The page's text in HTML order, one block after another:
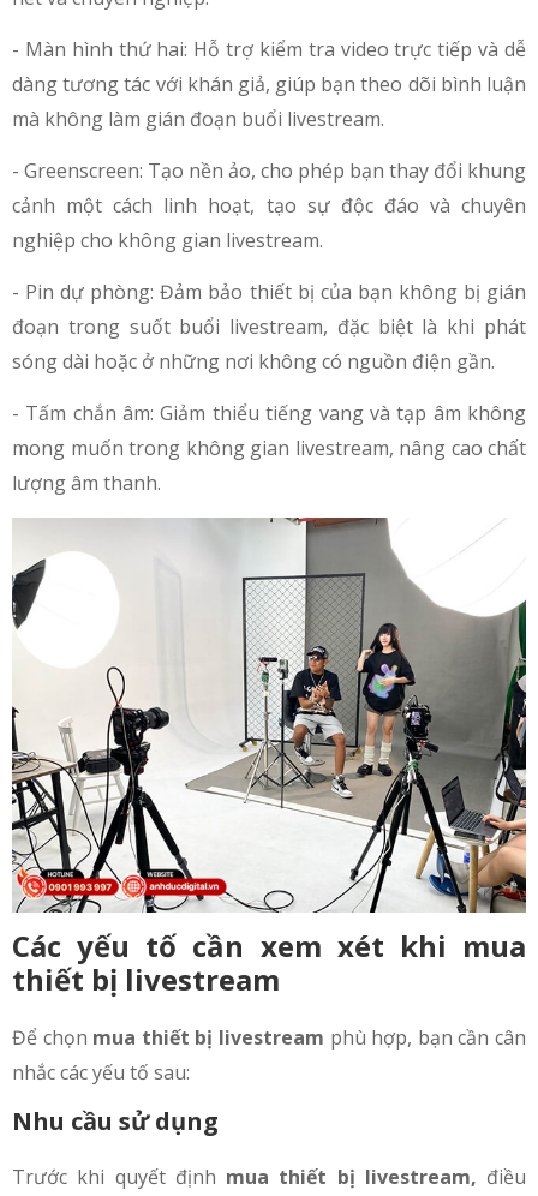
- Màn hình thứ hai: Hỗ trợ kiểm tra video trực tiếp và dễ
dàng tương tác với khán giả, giúp bạn theo dõi bình luận
mà không làm gián đoạn buổi livestream.
- Greenscreen: Tạo nền ảo, cho phép bạn thay đổi khung
cảnh một cách linh hoạt, tạo sự độc đáo và chuyên
nghiệp cho không gian livestream.
- Pin dự phòng: Đảm bảo thiết bị của bạn không bị gián
đoạn trong suốt buổi livestream, đặc biệt là khi phát
sóng dài hoặc ở những nơi không có nguồn điện gần.
- Tấm chắn âm: Giảm thiểu tiếng vang và tạp âm không
mong muốn trong không gian livestream, nâng cao chất
lượng âm thanh.
Các yếu tố cần xem xét khi mua
thiết bị livestream
Để chọn mua thiết bị livestream phù hợp, bạn cần cân
nhắc các yếu tố sau:
Nhu cầu sử dụng
Trước khi quyết định mua thiết bị livestream, điều